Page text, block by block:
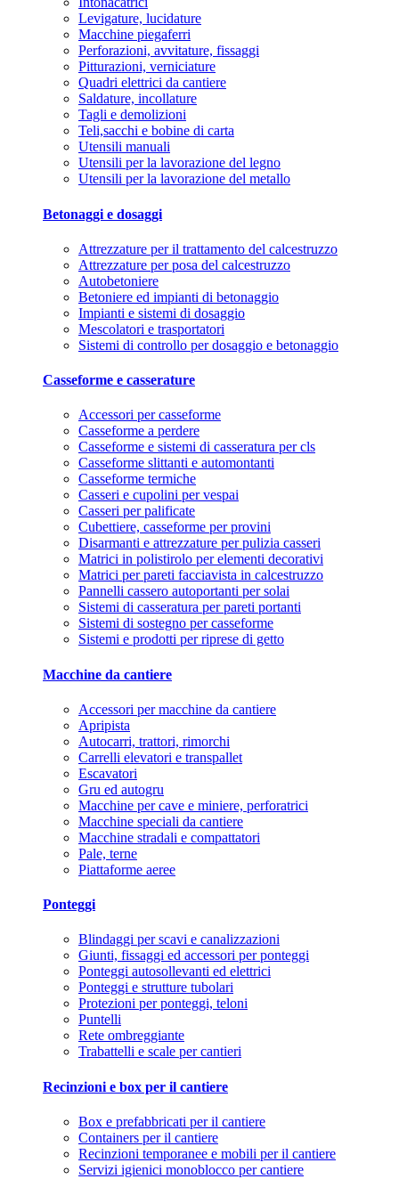
Levigature, lucidature
Macchine piegaferri
Perforazioni, avvitature, fissaggi
Pitturazioni, verniciature
Quadri elettrici da cantiere
Saldature, incollature
Tagli e demolizioni
Teli,sacchi e bobine di carta
Utensili manuali
Utensili per la lavorazione del legno
Utensili per la lavorazione del metallo
Betonaggi e dosaggi
Attrezzature per il trattamento del calcestruzzo
Attrezzature per posa del calcestruzzo
Autobetoniere
Betoniere ed impianti di betonaggio
Impianti e sistemi di dosaggio
Mescolatori e trasportatori
Sistemi di controllo per dosaggio e betonaggio
Casseforme e casserature
Accessori per casseforme
Casseforme a perdere
Casseforme e sistemi di casseratura per cls
Casseforme slittanti e automontanti
Casseforme termiche
Casseri e cupolini per vespai
Casseri per palificate
Cubettiere, casseforme per provini
Disarmanti e attrezzature per pulizia casseri
Matrici in polistirolo per elementi decorativi
Matrici per pareti facciavista in calcestruzzo
Pannelli cassero autoportanti per solai
Sistemi di casseratura per pareti portanti
Sistemi di sostegno per casseforme
Sistemi e prodotti per riprese di getto
Macchine da cantiere
Accessori per macchine da cantiere
Apripista
Autocarri, trattori, rimorchi
Carrelli elevatori e transpallet
Escavatori
Gru ed autogru
Macchine per cave e miniere, perforatrici
Macchine speciali da cantiere
Macchine stradali e compattatori
Pale, terne
Piattaforme aeree
Ponteggi
Blindaggi per scavi e canalizzazioni
Giunti, fissaggi ed accessori per ponteggi
Ponteggi autosollevanti ed elettrici
Ponteggi e strutture tubolari
Protezioni per ponteggi, teloni
Puntelli
Rete ombreggiante
Trabattelli e scale per cantieri
Recinzioni e box per il cantiere
Box e prefabbricati per il cantiere
Containers per il cantiere
Recinzioni temporanee e mobili per il cantiere
Servizi igienici monoblocco per cantiere